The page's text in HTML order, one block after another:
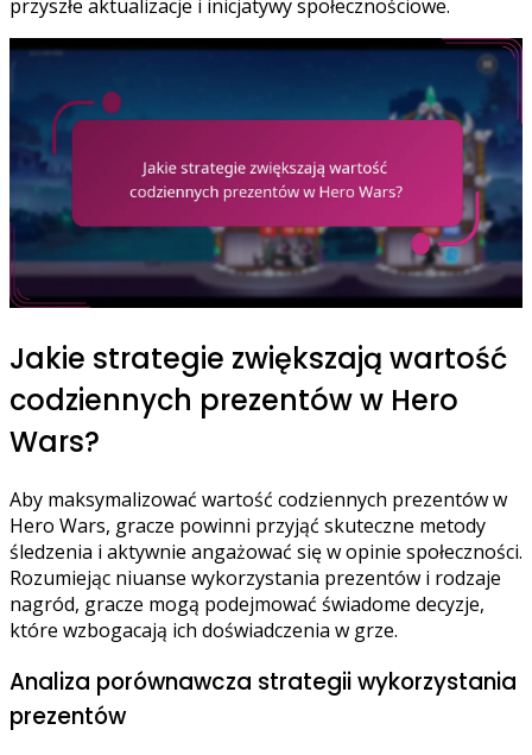
przyszłe aktualizacje i inicjatywy społecznościowe.
Jakie strategie zwiększają wartość
codziennych prezentów w Hero
Wars?
Aby maksymalizować wartość codziennych prezentów w
Hero Wars, gracze powinni przyjąć skuteczne metody
śledzenia i aktywnie angażować się w opinie społeczności.
Rozumiejąc niuanse wykorzystania prezentów i rodzaje
nagród, gracze mogą podejmować świadome decyzje,
które wzbogacają ich doświadczenia w grze.
Analiza porównawcza strategii wykorzystania
prezentów